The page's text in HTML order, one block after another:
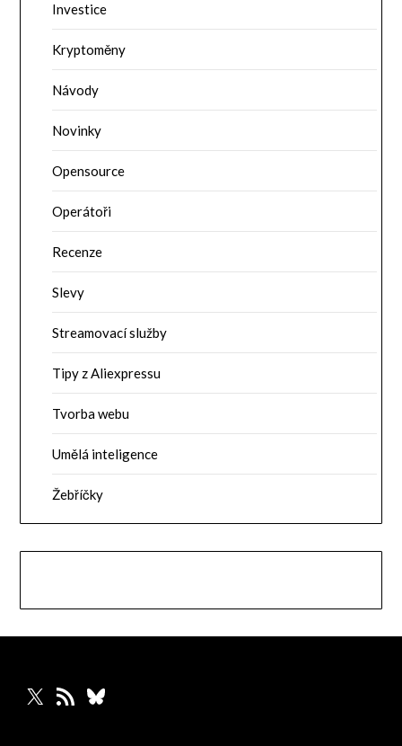
Investice
Kryptoměny
Návody
Novinky
Opensource
Operátoři
Recenze
Slevy
Streamovací služby
Tipy z Aliexpressu
Tvorba webu
Umělá inteligence
Žebříčky
X RSS zdrojBluesky